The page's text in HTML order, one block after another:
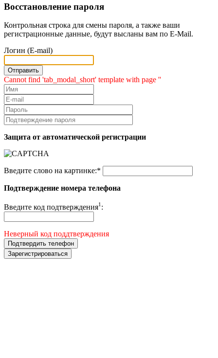
Восстановление пароля
Контрольная строка для смены пароля, а также ваши
регистрационные данные, будут высланы вам по E-Mail.
Логин (E-mail)
Cannot find 'tab_modal_short' template with page ''
Защита от автоматической регистрации
Введите слово на картинке:*
Подтверждение номера телефона
Введите код подтверждения1:
Неверный код поддтверждения
Подтвердить телефон
Зарегистрироваться